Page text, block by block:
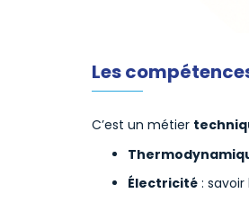
Les
C’est un métier
Électricité :